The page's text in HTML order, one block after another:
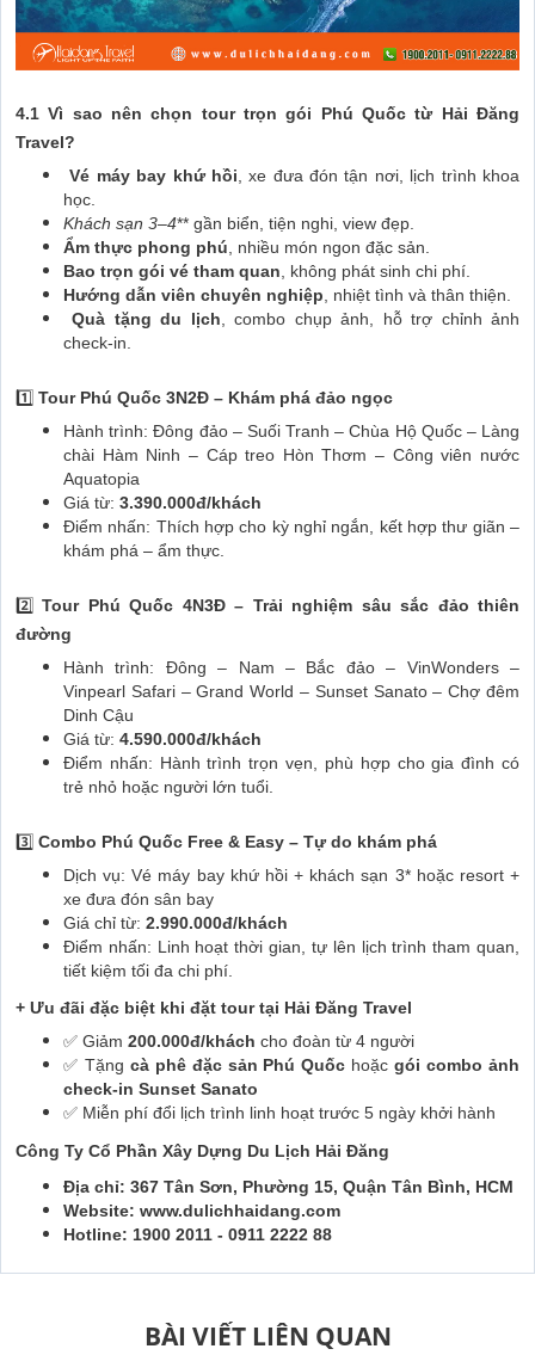
4.1 Vì sao nên chọn tour trọn gói Phú Quốc từ Hải Đăng
Travel?
Vé máy bay khứ hồi, xe đưa đón tận nơi, lịch trình khoa
học.
Khách sạn 3–4** gần biển, tiện nghi, view đẹp.
Ẩm thực phong phú, nhiều món ngon đặc sản.
Bao trọn gói vé tham quan, không phát sinh chi phí.
Hướng dẫn viên chuyên nghiệp, nhiệt tình và thân thiện.
Quà tặng du lịch, combo chụp ảnh, hỗ trợ chỉnh ảnh
check-in.
1️⃣ Tour Phú Quốc 3N2Đ – Khám phá đảo ngọc
Hành trình: Đông đảo – Suối Tranh – Chùa Hộ Quốc – Làng
chài Hàm Ninh – Cáp treo Hòn Thơm – Công viên nước
Aquatopia
Giá từ: 3.390.000đ/khách
Điểm nhấn: Thích hợp cho kỳ nghỉ ngắn, kết hợp thư giãn –
khám phá – ẩm thực.
2️⃣Tour Phú Quốc 4N3Đ – Trải nghiệm sâu sắc đảo thiên
đường
Hành trình: Đông – Nam – Bắc đảo – VinWonders –
Vinpearl Safari – Grand World – Sunset Sanato – Chợ đêm
Dinh Cậu
Giá từ: 4.590.000đ/khách
Điểm nhấn: Hành trình trọn vẹn, phù hợp cho gia đình có
trẻ nhỏ hoặc người lớn tuổi.
3️⃣ Combo Phú Quốc Free & Easy – Tự do khám phá
Dịch vụ: Vé máy bay khứ hồi + khách sạn 3* hoặc resort +
xe đưa đón sân bay
Giá chỉ từ: 2.990.000đ/khách
Điểm nhấn: Linh hoạt thời gian, tự lên lịch trình tham quan,
tiết kiệm tối đa chi phí.
+ Ưu đãi đặc biệt khi đặt tour tại Hải Đăng Travel
✅ Giảm 200.000đ/khách cho đoàn từ 4 người
✅ Tặng cà phê đặc sản Phú Quốc hoặcgói combo ảnh
check-in Sunset Sanato
✅ Miễn phí đổi lịch trình linh hoạt trước 5 ngày khởi hành
Công Ty Cổ Phần Xây Dựng Du Lịch Hải Đăng
Địa chỉ: 367 Tân Sơn, Phường 15, Quận Tân Bình, HCM
Website: www.dulichhaidang.com
Hotline: 1900 2011 - 0911 2222 88
BÀI VIẾT LIÊN QUAN